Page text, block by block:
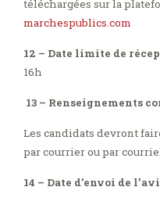
téléchargées sur la
marchespublics.com
12 – Date limite de
16h
13 – Renseignements
Les candidats devront
par courrier ou par
14 – Date d’envoi de